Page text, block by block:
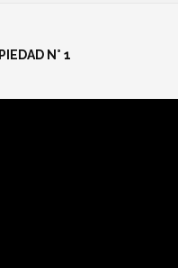
N° 1